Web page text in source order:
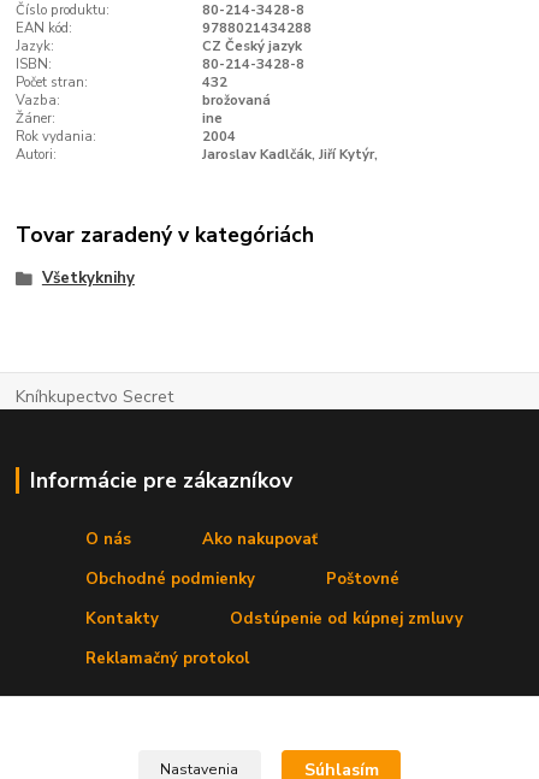
Číslo produktu:
80-214-3428-8
EAN kód:
9788021434288
Jazyk:
CZ Český jazyk
ISBN:
80-214-3428-8
Počet stran:
432
Vazba:
brožovaná
Žáner:
ine
Rok vydania:
2004
Autori:
Jaroslav Kadlčák, Jiří Kytýr,
Tovar zaradený v kategóriách
Všetkyknihy
Kníhkupectvo Secret
Informácie pre zákazníkov
O nás
Ako nakupovať
Obchodné podmienky
Poštovné
Kontakty
Odstúpenie od kúpnej zmluvy
Reklamačný protokol
Nastavenia Súhlasím